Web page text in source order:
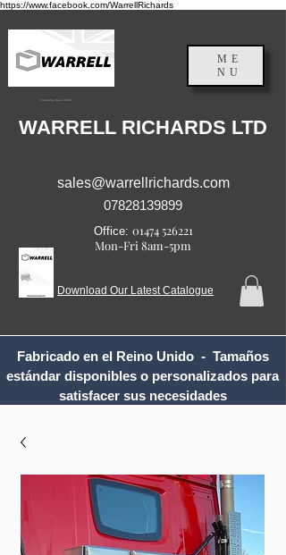
https://www.facebook.com/WarrellRichards
Inglaterra, Reino Unido
ME
NU
WARRELL RICHARDS LTD
sales@warrellrichards.com
07828139899
Office: 01474 526221
Mon-Fri 8am-5pm
Download Our Latest Catalogue
Fabricado en el Reino Unido - Tamaños
estándar disponibles o personalizados para
satisfacer sus necesidades